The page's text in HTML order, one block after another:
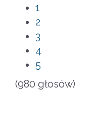
1
2
3
4
5
(980 głosów)